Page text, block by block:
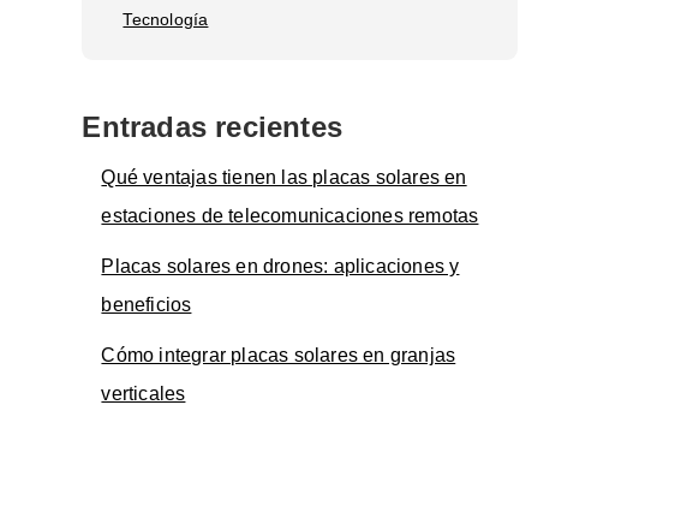
Tecnología
Entradas recientes
Qué ventajas tienen las placas solares en
estaciones de telecomunicaciones remotas
Placas solares en drones: aplicaciones y
beneficios
Cómo integrar placas solares en granjas
verticales